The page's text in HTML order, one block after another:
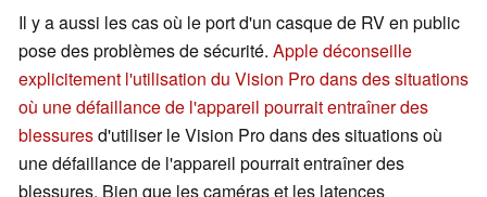
Il y a aussi les cas où le port d'un casque de RV en public
pose des problèmes de sécurité. Apple déconseille
explicitement l'utilisation du Vision Pro dans des situations
où une défaillance de l'appareil pourrait entraîner des
blessuresd'utiliser le Vision Pro dans des situations où
une défaillance de l'appareil pourrait entraîner des
blessures. Bien que les caméras et les latences